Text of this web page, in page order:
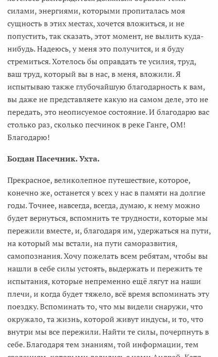
силами, энергиями, которыми пропиталась моя
сущность в этих местах, хочется вложиться, и не
попустить, так сказать, этот момент, не вылить куда-
нибудь. Надеюсь, у меня это получится, и я буду
стремиться. Хотелось бы оправдать те усилия, труд,
ваш труд, который вы в нас, в меня, вложили. Я
испытываю также глубочайшую благодарность к вам,
вы даже не представляете какую на самом деле, это не
передать, это неописуемое состояние. И благодарю вас
столько раз, сколько песчинок в реке Ганге, ОМ!
Благодарю!
Богдан Пасечник. Ухта.
Прекрасное, великолепное путешествие, которое,
конечно же, останется у всех у нас в памяти на долгие
годы. Точнее, навсегда, всегда, думаю, к нему можно
будет вернуться, вспомнить те трудности, которые мы
пережили вместе, и, благодаря им, удержаться на пути,
на который мы встали, на пути саморазвития,
самопознания. Хочу пожелать всем ребятам, чтобы вы
нашли в себе силы устоять, выдержать и пережить те
испытания, которые непременно ещё лягут на наши
плечи, и когда будет тяжело, всё время вспоминать эту
поездку. Вспоминать то, что мы видели снаружи, что
окружало, та жизнь, которой живут индусы, и то, что
внутри мы все пережили. Найти те силы, почерпнуть в
себе. Благодаря тем знаниям, той информации, тем